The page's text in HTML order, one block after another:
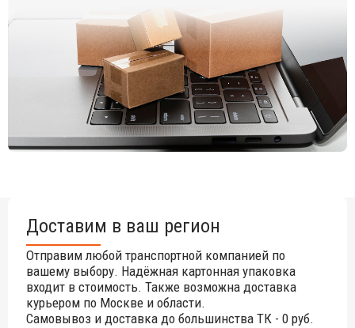
Доставим в ваш регион
Отправим любой транспортной компанией по
вашему выбору. Надёжная картонная упаковка
входит в стоимость. Также возможна доставка
курьером по Москве и области.
Самовывоз и доставка до большинства ТК - 0 руб.